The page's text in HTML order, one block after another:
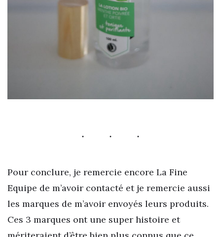
Pour conclure, je remercie encore La Fine
Equipe de m’avoir contacté et je remercie aussi
les marques de m’avoir envoyés leurs produits.
Ces 3 marques ont une super histoire et